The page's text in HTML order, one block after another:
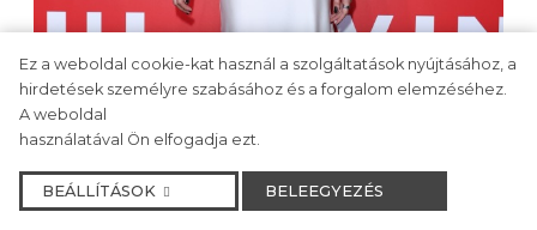
Ez a weboldal cookie-kat használ a szolgáltatások nyújtásához, a
hirdetések személyre szabásához és a forgalom elemzéséhez.
A weboldal
használatával Ön elfogadja ezt.
BEÁLLÍTÁSOK BELEEGYEZÉS